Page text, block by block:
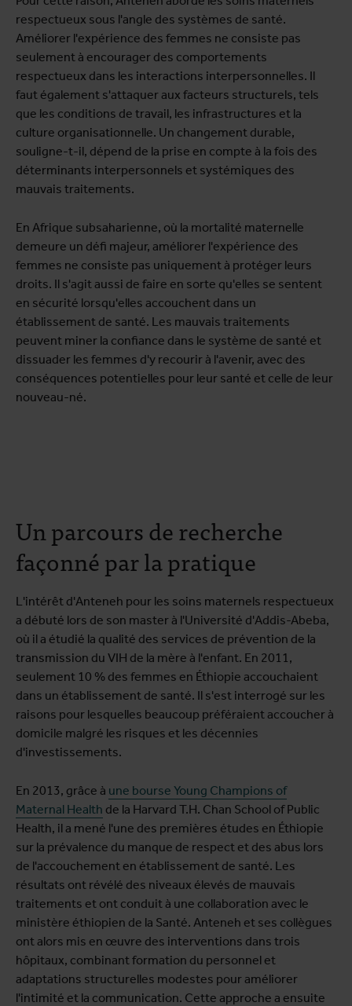
respectueux sous l'angle des systèmes de santé.
Améliorer l'expérience des femmes ne consiste pas
seulement à encourager des comportements
respectueux dans les interactions interpersonnelles. Il
faut également s'attaquer aux facteurs structurels, tels
que les conditions de travail, les infrastructures et la
culture organisationnelle. Un changement durable,
souligne-t-il, dépend de la prise en compte à la fois des
déterminants interpersonnels et systémiques des
mauvais traitements.
En Afrique subsaharienne, où la mortalité maternelle
demeure un défi majeur, améliorer l'expérience des
femmes ne consiste pas uniquement à protéger leurs
droits. Il s'agit aussi de faire en sorte qu'elles se sentent
en sécurité lorsqu'elles accouchent dans un
établissement de santé. Les mauvais traitements
peuvent miner la confiance dans le système de santé et
dissuader les femmes d'y recourir à l'avenir, avec des
conséquences potentielles pour leur santé et celle de leur
nouveau-né.
Un parcours de recherche
façonné par la pratique
L'intérêt d'Anteneh pour les soins maternels respectueux
a débuté lors de son master à l'Université d'Addis-Abeba,
où il a étudié la qualité des services de prévention de la
transmission du VIH de la mère à l'enfant. En 2011,
seulement 10 % des femmes en Éthiopie accouchaient
dans un établissement de santé. Il s'est interrogé sur les
raisons pour lesquelles beaucoup préféraient accoucher à
domicile malgré les risques et les décennies
d'investissements.
En 2013, grâce à une bourse Young Champions of
Maternal Health de la Harvard T.H. Chan School of Public
Health, il a mené l'une des premières études en Éthiopie
sur la prévalence du manque de respect et des abus lors
de l'accouchement en établissement de santé. Les
résultats ont révélé des niveaux élevés de mauvais
traitements et ont conduit à une collaboration avec le
ministère éthiopien de la Santé. Anteneh et ses collègues
ont alors mis en œuvre des interventions dans trois
hôpitaux, combinant formation du personnel et
adaptations structurelles modestes pour améliorer
l'intimité et la communication. Cette approche a ensuite